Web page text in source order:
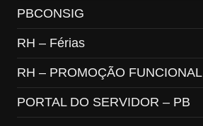
PBCONSIG
RH – Férias
RH – PROMOÇÃO FUNCIONAL
PORTAL DO SERVIDOR – PB